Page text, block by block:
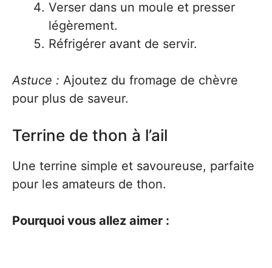
Verser dans un moule et presser
légèrement.
Réfrigérer avant de servir.
Astuce : Ajoutez du fromage de chèvre
pour plus de saveur.
Terrine de thon à l’ail
Une terrine simple et savoureuse, parfaite
pour les amateurs de thon.
Pourquoi vous allez aimer :